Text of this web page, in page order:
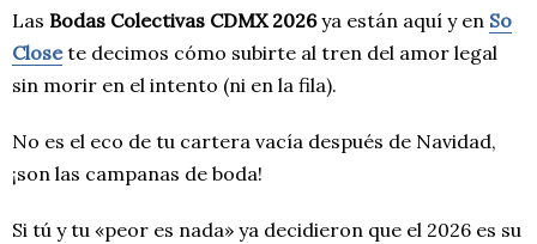
Las Bodas Colectivas CDMX 2026ya están aquí y en So
Closete decimos cómo subirte al tren del amor legal
sin morir en el intento (ni en la fila).
No es el eco de tu cartera vacía después de Navidad,
¡son las campanas de boda!
Si tú y tu «peor es nada» ya decidieron que el 2026 es su